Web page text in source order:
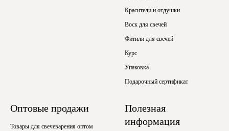
Красители и отдушки
Воск для свечей
Фитили для свечей
Курс
Упаковка
Подарочный сертификат
Оптовые продажи
Товары для свечеварения оптом
Полезная
информация